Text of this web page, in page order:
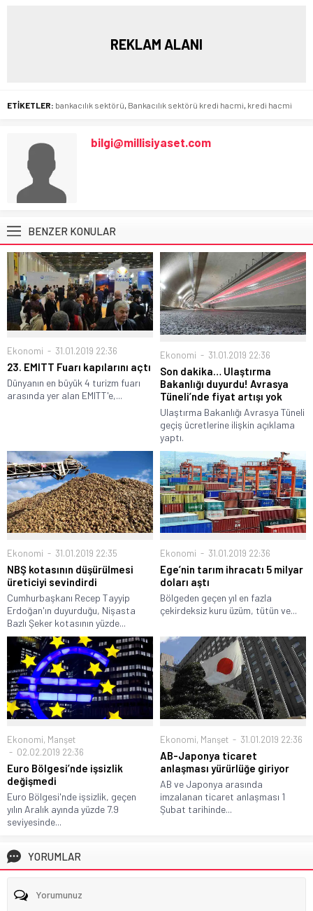
REKLAM ALANI
ETİKETLER: bankacılık sektörü, Bankacılık sektörü kredi hacmi, kredi hacmi
bilgi@millisiyaset.com
BENZER KONULAR
Ekonomi 31.01.2019 22:36
23. EMITT Fuarı kapılarını açtı
Dünyanın en büyük 4 turizm fuarı
arasında yer alan EMITT'e,...
Ekonomi 31.01.2019 22:36
Son dakika… Ulaştırma
Bakanlığı duyurdu! Avrasya
Tüneli’nde fiyat artışı yok
Ulaştırma Bakanlığı Avrasya Tüneli
geçiş ücretlerine ilişkin açıklama
yaptı.
Ekonomi 31.01.2019 22:35
NBŞ kotasının düşürülmesi
üreticiyi sevindirdi
Cumhurbaşkanı Recep Tayyip
Erdoğan'ın duyurduğu, Nişasta
Bazlı Şeker kotasının yüzde...
Ekonomi 31.01.2019 22:36
Ege’nin tarım ihracatı 5 milyar
doları aştı
Bölgeden geçen yıl en fazla
çekirdeksiz kuru üzüm, tütün ve...
Ekonomi, Manşet
02.02.2019 22:36
Euro Bölgesi’nde işsizlik
değişmedi
Euro Bölgesi'nde işsizlik, geçen
yılın Aralık ayında yüzde 7.9
seviyesinde...
Ekonomi, Manşet 31.01.2019 22:36
AB-Japonya ticaret
anlaşması yürürlüğe giriyor
AB ve Japonya arasında
imzalanan ticaret anlaşması 1
Şubat tarihinde...
YORUMLAR